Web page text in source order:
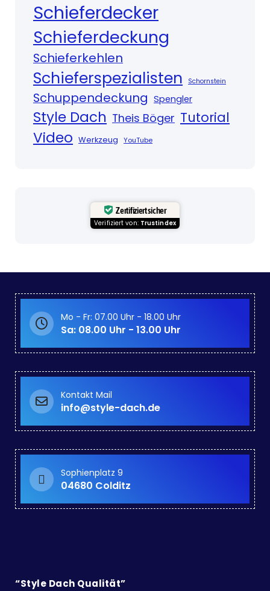
Schieferdecker
Schieferdeckung
Schieferkehlen
Schieferspezialisten Schornstein
Schuppendeckung Spengler
Style Dach Theis Böger Tutorial
Video Werkzeug YouTube
Zertifiziert sicher
Verifiziert von: Trustindex
Mo - Fr: 07.00 Uhr - 18.00 Uhr
Sa: 08.00 Uhr - 13.00 Uhr
Kontakt Mail
info@style-dach.de
Sophienplatz 9
04680 Colditz
“Style Dach Qualität”